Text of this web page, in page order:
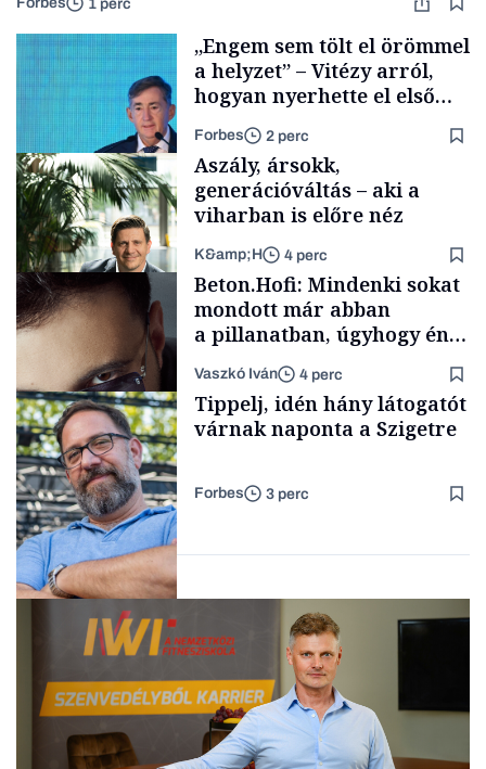
1 perc
Elszámoltatás
„Engem sem tölt el örömmel
a helyzet” – Vitézy arról,
hogyan nyerhette el első
tenderét Mészárosék cége a
Tisza-kormány alatt
Forbes 2 perc
TÁMOGATÓI
TARTALOM
Aszály, ársokk,
generációváltás – aki a
viharban is előre néz
K&amp;H 4 perc
Forbes-sztori
Beton.Hofi: Mindenki sokat
mondott már abban
a pillanatban, úgyhogy én
a legsarkosabb
gondolataimat akartam
kimondani
Vaszkó Iván 4 perc
Tippelj, idén hány látogatót
várnak naponta a Szigetre
Forbes 3 perc